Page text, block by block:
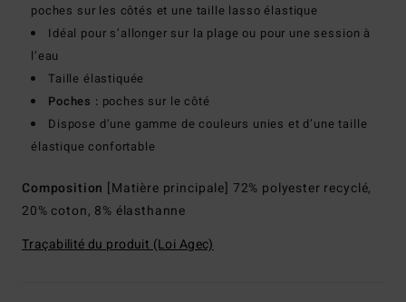
poches sur les côtés et une taille lasso élastique
Idéal pour s’allonger sur la plage ou pour une session à
l’eau
Taille élastiquée
Poches : poches sur le côté
Dispose d’une gamme de couleurs unies et d’une taille
élastique confortable
Composition [Matière principale] 72% polyester recyclé,
20% coton, 8% élasthanne
Traçabilité du produit (Loi Agec)